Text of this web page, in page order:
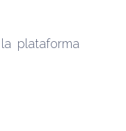
plataforma